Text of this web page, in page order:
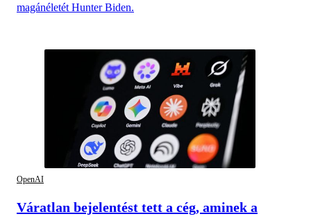
magánéletét Hunter Biden.
OpenAI
Váratlan bejelentést tett a cég, aminek a